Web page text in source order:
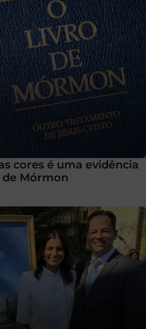
cores é uma evidência
de Mórmon